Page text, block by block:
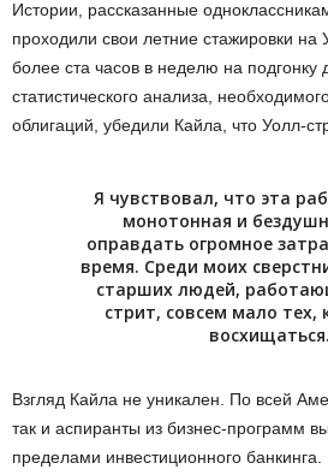
Истории, рассказанные
проходили свои летние стажировки на
более ста часов в неделю на подгонку
статистического анализа,
облигаций, убедили Кайла, что Уолл-
Я чувствовал, что эта
монотонная и
оправдать огромное
время. Среди моих
старших людей,
стрит, совсем мало тех,
восхищаться.
Взгляд Кайла не уникален. По всей
так и аспиранты из бизнес-программ
пределами инвестиционного